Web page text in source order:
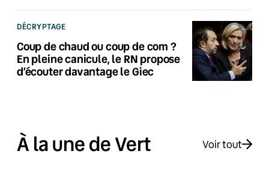
DÉCRYPTAGE
Coup de chaud ou coup de com ?
En pleine canicule, le RN propose
d’écouter davantage le Giec
À la une de Vert Voir tout